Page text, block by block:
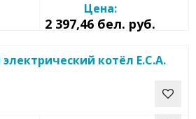
Цена:
2 397,46 бел. руб.
котёл E.C.A.